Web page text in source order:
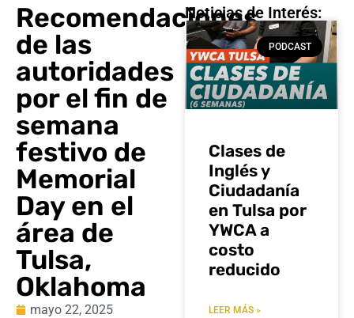
Recomendaciones
de las
autoridades
por el fin de
semana
festivo de
Memorial
Day en el
área de
Tulsa,
Oklahoma
mayo 22, 2025
Noticias de Interés:
PODCAST
Clases de
Inglés y
Ciudadanía
en Tulsa por
YWCA a
costo
reducido
LEER MÁS »